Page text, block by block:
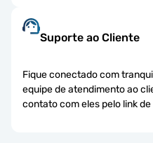
Suporte ao Cliente
Fique conectado com
equipe de atendimento ao
contato com eles pelo link